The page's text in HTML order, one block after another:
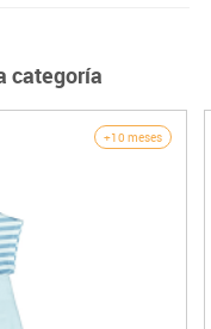
categoría
+10 meses